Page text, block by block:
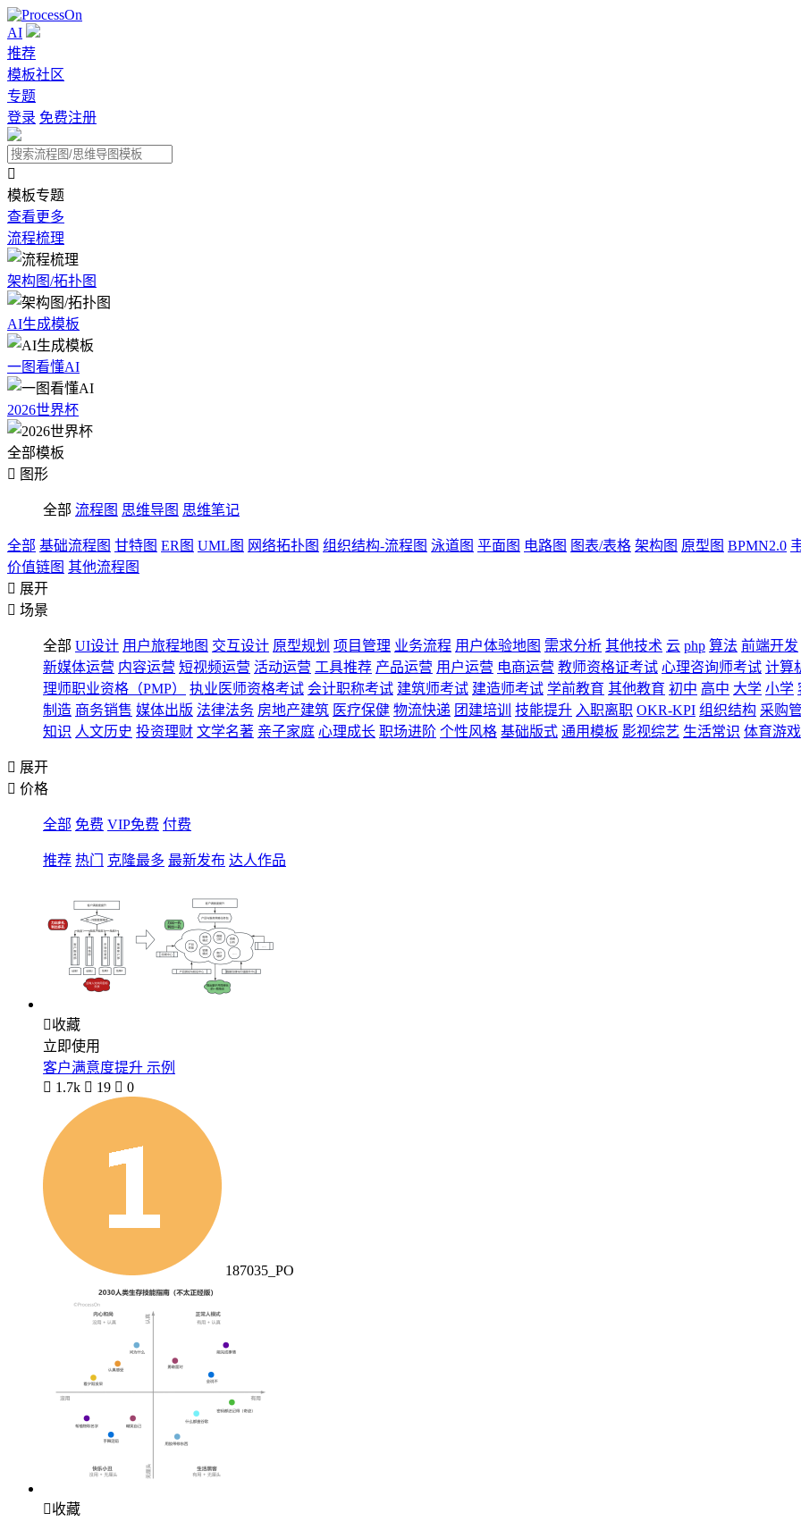
AI
推荐
模板社区
专题
登录 免费注册

模板专题
查看更多
流程梳理
架构图/拓扑图
AI生成模板
一图看懂AI
2026世界杯
全部模板
 图形
全部 流程图 思维导图 思维笔记
全部 基础流程图 甘特图 ER图 UML图 网络拓扑图 组织结构-流程图 泳道图 平面图 电路图 图表/表格 架构图 原型图 BPMN2.0
价值链图 其他流程图
 展开
 场景
全部 UI设计 用户旅程地图 交互设计 原型规划 项目管理 业务流程 用户体验地图 需求分析 其他技术 云 php 算法 前端开发
新媒体运营 内容运营 短视频运营 活动运营 工具推荐 产品运营 用户运营 电商运营 教师资格证考试 心理咨询师考试 计算
理师职业资格（PMP）
执业医师资格考试 会计职称考试 建筑师考试 建造师考试 学前教育 其他教育 初中 高中 大学 小学
制造 商务销售 媒体出版 法律法务 房地产建筑 医疗保健 物流快递 团建培训 技能提升 入职离职 OKR-KPI 组织结构 采购
知识 人文历史 投资理财 文学名著 亲子家庭 心理成长 职场进阶 个性风格 基础版式 通用模板 影视综艺 生活常识 体育游戏
 展开
 价格
全部 免费 VIP免费 付费
推荐 热门 克隆最多 最新发布 达人作品
收藏
立即使用
客户满意度提升 示例
 1.7k  19  0
187035_PO
收藏